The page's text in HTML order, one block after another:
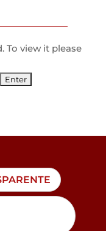
To view it please